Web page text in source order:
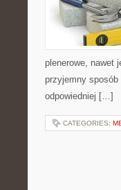
plenerowe, nawet
przyjemny
odpowiedniej […]
CATEGORIES: